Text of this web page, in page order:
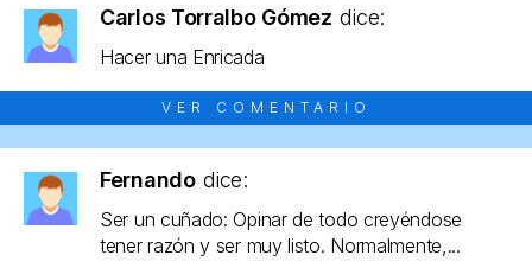
Carlos Torralbo Gómez dice:
Hacer una Enricada
VER COMENTARIO
Fernando dice:
Ser un cuñado: Opinar de todo creyéndose
tener razón y ser muy listo. Normalmente,...